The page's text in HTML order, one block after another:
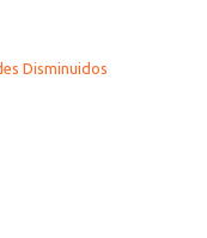
Disminuidos